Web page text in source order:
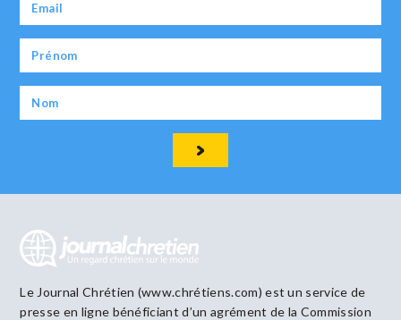
Le Journal Chrétien (www.chrétiens.com) est un service de
presse en ligne bénéficiant d’un agrément de la Commission